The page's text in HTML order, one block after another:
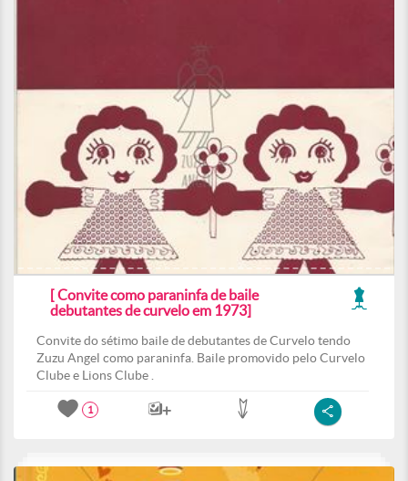
[ Convite como paraninfa de baile
debutantes de curvelo em 1973]
Convite do sétimo baile de debutantes de Curvelo tendo
Zuzu Angel como paraninfa. Baile promovido pelo Curvelo
Clube e Lions Clube .
1